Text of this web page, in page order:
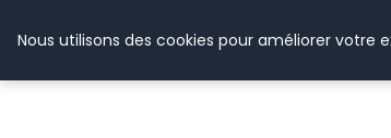
Nous utilisons des cookies pour améliorer